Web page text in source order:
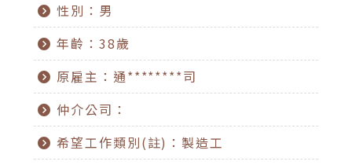
性別：男
年齡：38歲
原雇主：通********司
仲介公司：
希望工作類別(註)：製造工